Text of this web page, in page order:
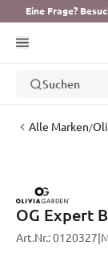
Eine Frage?
Suchen
Alle Marken/
OG Expert
Art.Nr.:0120327